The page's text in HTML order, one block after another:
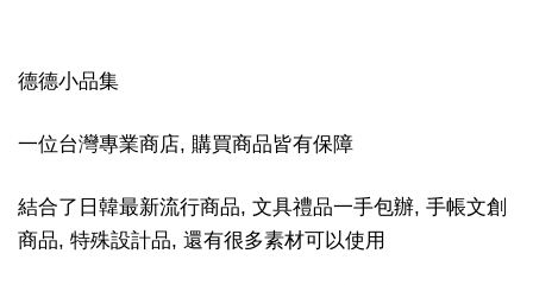
德德小品集
一位台灣專業商店, 購買商品皆有保障
結合了日韓最新流行商品, 文具禮品一手包辦, 手帳文創
商品, 特殊設計品, 還有很多素材可以使用